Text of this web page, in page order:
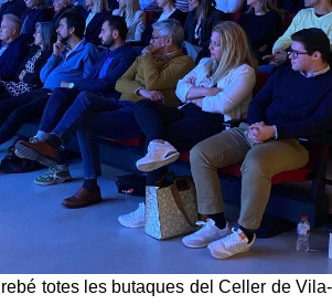
totes les butaques del Celler de Vila-